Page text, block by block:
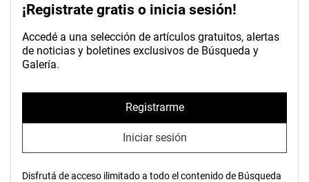
¡Registrate gratis o inicia sesión!
Accedé a una selección de artículos gratuitos, alertas
de noticias y boletines exclusivos de Búsqueda y
Galería.
Registrarme
Iniciar sesión
Disfrutá de acceso ilimitado a todo el contenido de Búsqueda